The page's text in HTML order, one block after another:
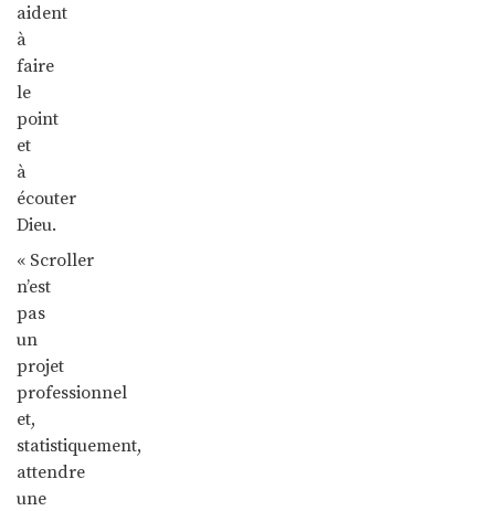
aident
à
faire
le
point
et
à
écouter
Dieu.
« Scroller
n’est
pas
un
projet
professionnel
et,
statistiquement,
attendre
une